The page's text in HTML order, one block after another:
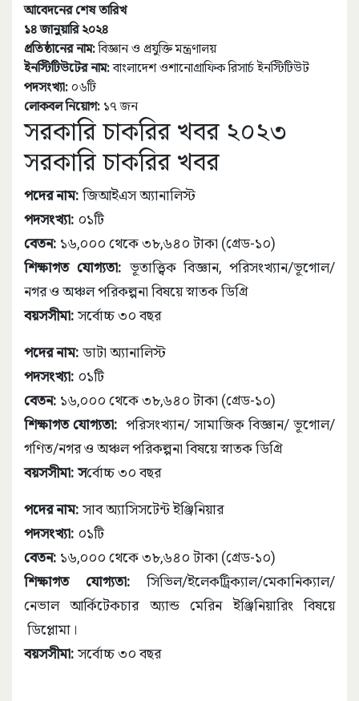
আবেদনের শেষ তারিখ
১৪ জানুয়ারি ২০২৪
প্রতিষ্ঠানের নাম:বিজ্ঞান ও প্রযুক্তি মন্ত্রণালয়
ইনস্টিটিউটের নাম:বাংলাদেশ ওশানোগ্রাফিক রিসার্চ ইনস্টিটিউট
পদসংখ্যা: ০৬টি
লোকবল নিয়োগ: ১৭ জন
সরকারি চাকরির খবর ২০২৩
সরকারি চাকরির খবর
পদের নাম: জিআইএস অ্যানালিস্ট
পদসংখ্যা: ০১টি
বেতন: ১৬,০০০ থেকে ৩৮,৬৪০ টাকা (গ্রেড-১০)
শিক্ষাগত যোগ্যতা: ভূতাত্ত্বিক বিজ্ঞান, পরিসংখ্যান/ভূগোল/
নগর ও অঞ্চল পরিকল্পনা বিষয়ে স্নাতক ডিগ্রি
বয়সসীমা:সর্বোচ্চ ৩০ বছর
পদের নাম: ডাটা অ্যানালিস্ট
পদসংখ্যা: ০১টি
বেতন: ১৬,০০০ থেকে ৩৮,৬৪০ টাকা (গ্রেড-১০)
শিক্ষাগত যোগ্যতা: পরিসংখ্যান/ সামাজিক বিজ্ঞান/ ভূগোল/
গণিত/নগর ও অঞ্চল পরিকল্পনা বিষয়ে স্নাতক ডিগ্রি
বয়সসীমা: সর্বোচ্চ ৩০ বছর
পদের নাম:সাব অ্যাসিসটেন্ট ইঞ্জিনিয়ার
পদসংখ্যা: ০১টি
বেতন: ১৬,০০০ থেকে ৩৮,৬৪০ টাকা (গ্রেড-১০)
শিক্ষাগত যোগ্যতা: সিভিল/ইলেকট্রিক্যাল/মেকানিক্যাল/
নেভাল আর্কিটেকচার অ্যান্ড মেরিন ইঞ্জিনিয়ারিং বিষয়ে
ডিপ্লোমা।
বয়সসীমা:সর্বোচ্চ ৩০ বছর